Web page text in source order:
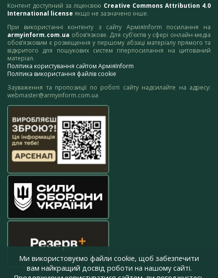
Контент доступний за ліцензією Creative Commons Attribution 4.0
International license якщо не зазначено інше.
При використанні контенту з сайту АрміяInform посилання на
armyinform.com.ua обов’язкове. Для суб’єктів у сфері онлайн-медіа
обов’язковим є розміщення у першому абзаці матеріалу прямого та
відкритого для пошукових систем гіперпосилання на цитований
матеріал.
Політика користування сайтом АрміяInform
Політика використання файлів cookie
Зауваження та пропозиції по роботі сайту надсилайте на адресу:
webmaster@armyinform.com.ua
Ми використовуємо файли cookie, щоб забезпечити
вам найкращий досвід роботи на нашому сайті.